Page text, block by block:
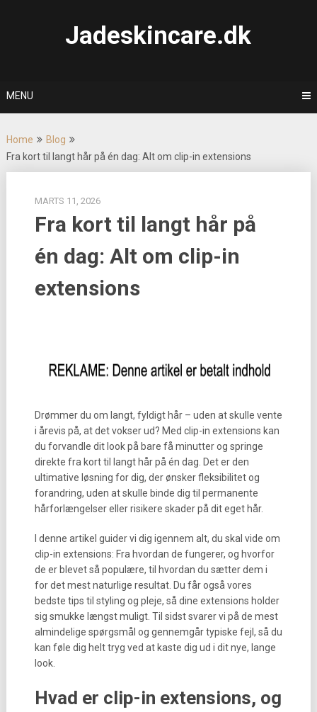
Jadeskincare.dk
MENU
Home
Blog
Fra kort til langt hår på én dag: Alt om clip-in extensions
MARTS 11, 2026
Fra kort til langt hår på
én dag: Alt om clip-in
extensions
Drømmer du om langt, fyldigt hår – uden at skulle vente
i årevis på, at det vokser ud? Med clip-in extensions kan
du forvandle dit look på bare få minutter og springe
direkte fra kort til langt hår på én dag. Det er den
ultimative løsning for dig, der ønsker fleksibilitet og
forandring, uden at skulle binde dig til permanente
hårforlængelser eller risikere skader på dit eget hår.
I denne artikel guider vi dig igennem alt, du skal vide om
clip-in extensions: Fra hvordan de fungerer, og hvorfor
de er blevet så populære, til hvordan du sætter dem i
for det mest naturlige resultat. Du får også vores
bedste tips til styling og pleje, så dine extensions holder
sig smukke længst muligt. Til sidst svarer vi på de mest
almindelige spørgsmål og gennemgår typiske fejl, så du
kan føle dig helt tryg ved at kaste dig ud i dit nye, lange
look.
Hvad er clip-in extensions, og